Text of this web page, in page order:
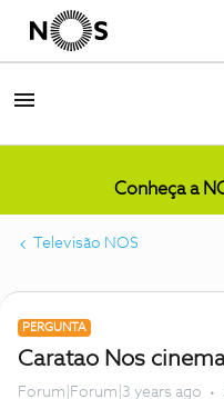
Conheça a
Televisão NOS
PERGUNTA
Caratao Nos
Forum|Forum|3 years ago